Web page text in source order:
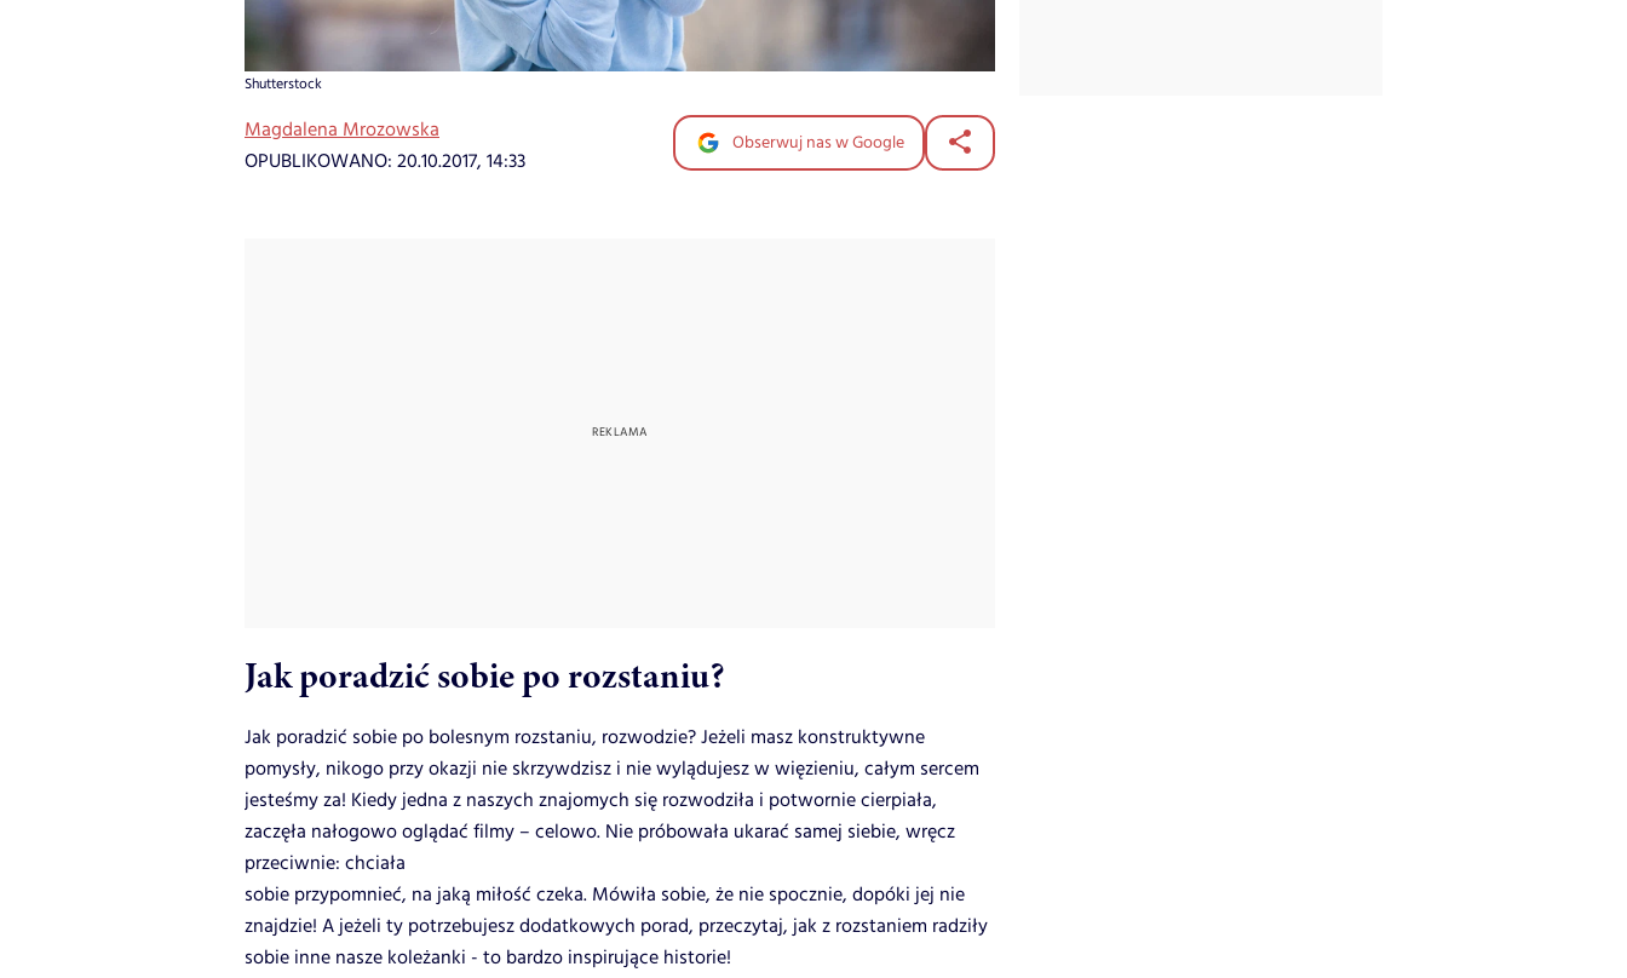
Shutterstock
Magdalena Mrozowska
OPUBLIKOWANO: 20.10.2017, 14:33
Obserwuj nas w Google
Jak poradzić sobie po rozstaniu?
Jak poradzić sobie po bolesnym rozstaniu, rozwodzie? Jeżeli masz konstruktywne
pomysły, nikogo przy okazji nie skrzywdzisz i nie wylądujesz w więzieniu, całym sercem
jesteśmy za! Kiedy jedna z naszych znajomych się rozwodziła i potwornie cierpiała,
zaczęła nałogowo oglądać filmy – celowo. Nie próbowała ukarać samej siebie, wręcz
przeciwnie: chciała
sobie przypomnieć, na jaką miłość czeka. Mówiła sobie, że nie spocznie, dopóki jej nie
znajdzie! A jeżeli ty potrzebujesz dodatkowych porad, przeczytaj, jak z rozstaniem radziły
sobie inne nasze koleżanki - to bardzo inspirujące historie!